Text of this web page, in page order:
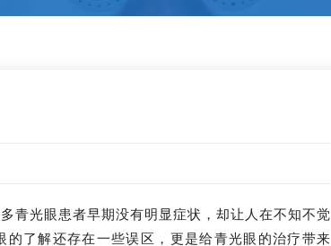
青光眼患者早期没有明显症状，却让人在不知不觉
了解还存在一些误区，更是给青光眼的治疗带来